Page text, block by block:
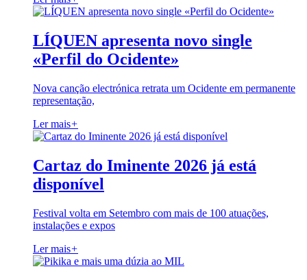
LÍQUEN apresenta novo single
«Perfil do Ocidente»
Nova canção electrónica retrata um Ocidente em permanente
representação,
Ler mais+
Cartaz do Iminente 2026 já está
disponível
Festival volta em Setembro com mais de 100 atuações,
instalações e expos
Ler mais+